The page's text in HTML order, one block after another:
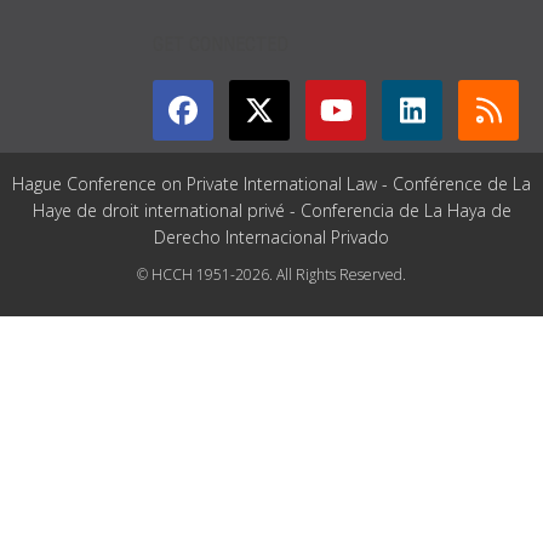
Hague Conference on Private International Law - Conférence de La
Haye de droit international privé - Conferencia de La Haya de
Derecho Internacional Privado
© HCCH 1951-2026. All Rights Reserved.